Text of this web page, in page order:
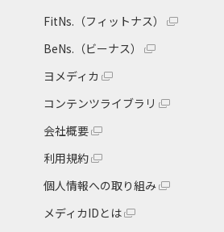
FitNs.（フィットナス）
BeNs.（ビーナス）
ヨメディカ
コンテンツライブラリ
会社概要
利用規約
個人情報への取り組み
メディカIDとは